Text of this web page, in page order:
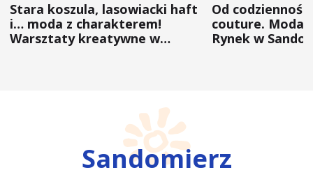
Stara koszula, lasowiacki haft
i… moda z charakterem!
Warsztaty kreatywne w
Od
couture. Moda
Rynek w
Sandomierz